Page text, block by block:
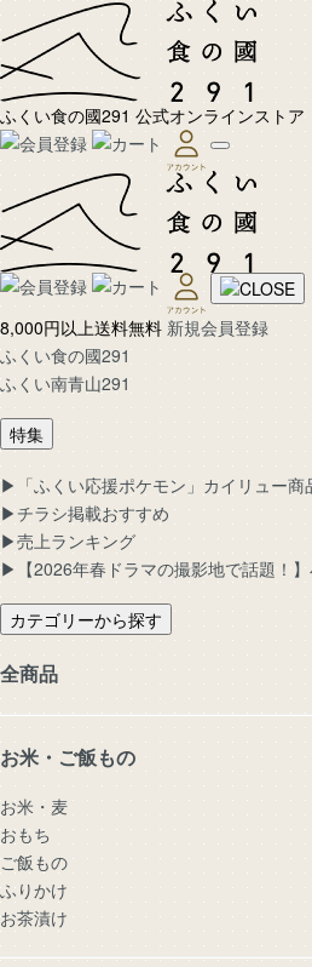
ふくい食の國291 公式オンラインストア
8,000円以上送料無料 新規会員登録
ふくい食の國291
ふくい南青山291
特集
▶︎「ふくい応援ポケモン」カイリュー商
▶︎チラシ掲載おすすめ
▶︎売上ランキング
▶︎【2026年春ドラマの撮影地で話題！】
カテゴリーから探す
全商品
お米・ご飯もの
お米・麦
おもち
ご飯もの
ふりかけ
お茶漬け